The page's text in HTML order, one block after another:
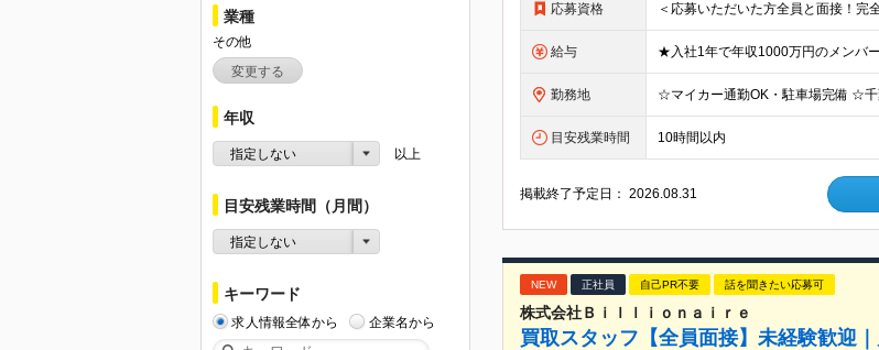
業種
その他
変更する
年収
指定しない 以上
目安残業時間（月間）
指定しない
キーワード
求人情報全体から 企業名から
応募資格
給与
勤務地
目安残業時間 10時間以内
掲載終了予定日：2026.08.31
NEW 正社員 自己PR不要 話を聞きたい応募可
株式会社Ｂｉｌｌｉｏｎａｉｒｅ
買取スタッフ【全員面接】未経験歓迎